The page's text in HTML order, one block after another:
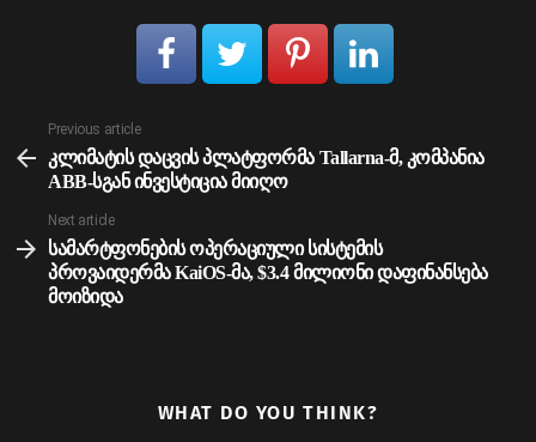
more
Previous article
კლიმატის დაცვის პლატფორმა Tallarna-მ, კომპანია
ABB-სგან ინვესტიცია მიიღო
Next article
სამარტფონების ოპერაციული სისტემის
პროვაიდერმა KaiOS-მა, $3.4 მილიონი დაფინანსება
მოიზიდა
WHAT DO YOU THINK?